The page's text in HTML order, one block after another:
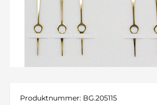
Produktnummer: BG.205115